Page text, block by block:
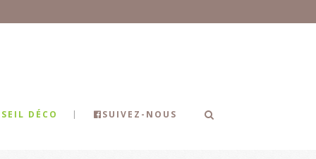
DÉCO SUIVEZ-NOUS